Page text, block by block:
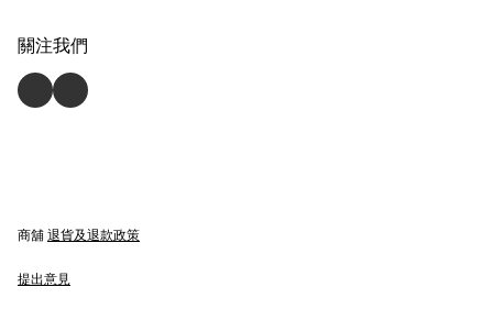
關注我們
商舖 退貨及退款政策
提出意見